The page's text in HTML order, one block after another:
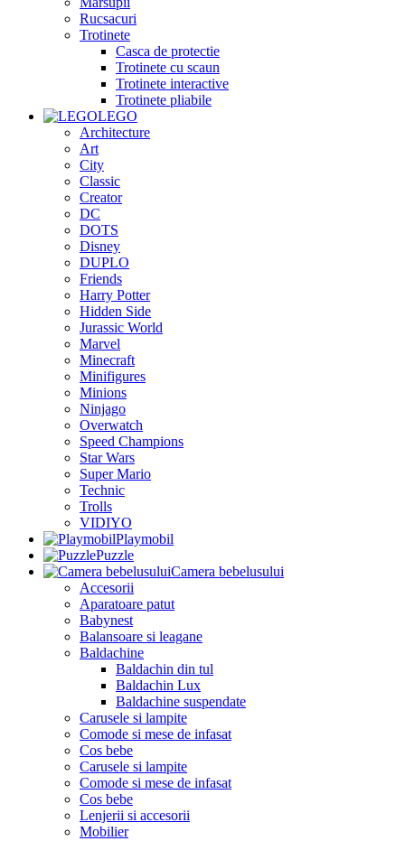
Rucsacuri
Trotinete
Casca de protectie
Trotinete cu scaun
Trotinete interactive
Trotinete pliabile
LEGO
Architecture
Art
City
Classic
Creator
DC
DOTS
Disney
DUPLO
Friends
Harry Potter
Hidden Side
Jurassic World
Marvel
Minecraft
Minifigures
Minions
Ninjago
Overwatch
Speed Champions
Star Wars
Super Mario
Technic
Trolls
VIDIYO
Playmobil
Puzzle
Camera bebelusului
Accesorii
Aparatoare patut
Babynest
Balansoare si leagane
Baldachine
Baldachin din tul
Baldachin Lux
Baldachine suspendate
Carusele si lampite
Comode si mese de infasat
Cos bebe
Carusele si lampite
Comode si mese de infasat
Cos bebe
Lenjerii si accesorii
Mobilier